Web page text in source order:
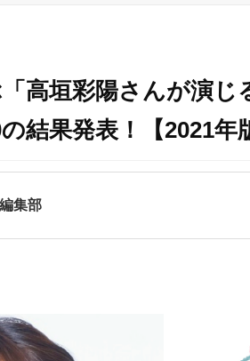
高垣彩陽さんが演じ
結果発表！【2021年
集部